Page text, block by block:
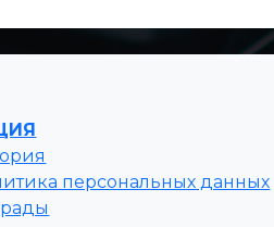
персональных данных